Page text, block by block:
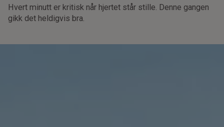
Hvert minutt er kritisk når hjertet står stille. Denne gangen
gikk det heldigvis bra.